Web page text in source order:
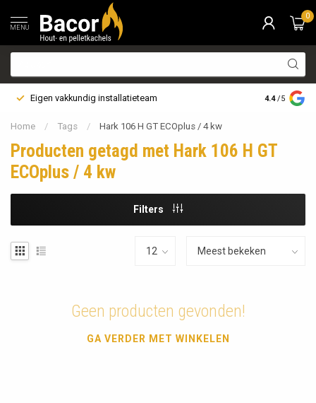
MENU
0
Eigen vakkundig installatieteam Bezorging
4.4 /5
Home / Tags / Hark 106 H GT ECOplus / 4 kw
Producten getagd met Hark 106 H GT
ECOplus / 4 kw
Filters
Geen producten gevonden!
GA VERDER MET WINKELEN